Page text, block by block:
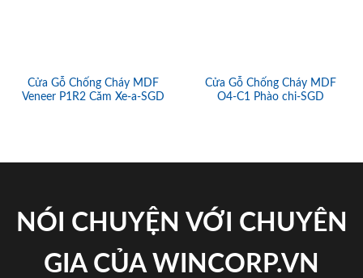
Cửa Gỗ Chống Cháy MDF
Veneer P1R2 Căm Xe-a-SGD
Cửa Gỗ Chống Cháy MDF
O4-C1 Phào chi-SGD
NÓI CHUYỆN VỚI CHUYÊN
GIA CỦA WINCORP.VN